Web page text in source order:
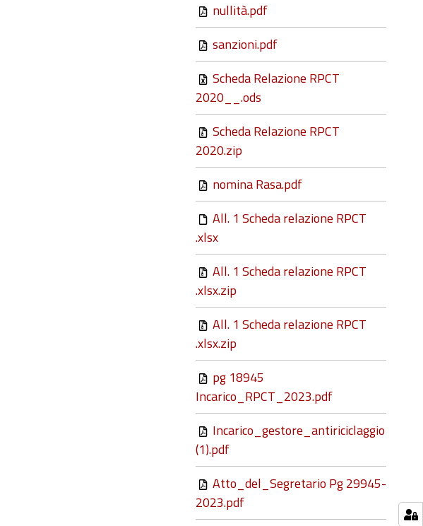
nullità.pdf
sanzioni.pdf
Scheda Relazione RPCT
2020__.ods
Scheda Relazione RPCT
2020.zip
nomina Rasa.pdf
All. 1 Scheda relazione RPCT
.xlsx
All. 1 Scheda relazione RPCT
.xlsx.zip
All. 1 Scheda relazione RPCT
.xlsx.zip
pg 18945
Incarico_RPCT_2023.pdf
Incarico_gestore_antiriciclaggio
(1).pdf
Atto_del_Segretario Pg 29945-
2023.pdf